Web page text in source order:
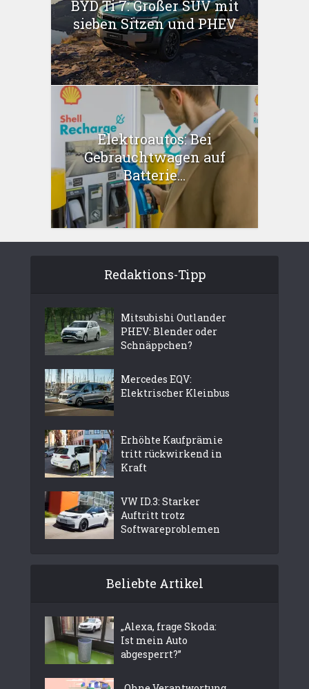
BYD Ti 7: Großer SUV mit
sieben Sitzen und PHEV
Elektroautos: Bei
Gebrauchtwagen auf
Batterie...
Redaktions-Tipp
Mitsubishi Outlander
PHEV: Blender oder
Schnäppchen?
Mercedes EQV:
Elektrischer Kleinbus
Erhöhte Kaufprämie
tritt rückwirkend in
Kraft
VW ID.3: Starker
Auftritt trotz
Softwareproblemen
Beliebte Artikel
„Alexa, frage Skoda:
Ist mein Auto
abgesperrt?”